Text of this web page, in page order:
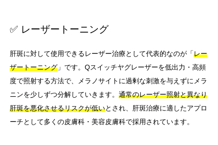
✅ レーザートーニング
肝斑に対して使用できるレーザー治療として代表的なのが「レー
ザートーニング 」です。Qスイッチヤグレーザーを低出力・高頻
度で照射する方法で、メラノサイトに過剰な刺激を与えずにメラ
ニンを少しずつ分解していきます。 通常のレーザー照射と異なり
肝斑を悪化させるリスクが低いとされ、肝斑治療に適したアプロ
ーチとして多くの皮膚科・美容皮膚科で採用されています。